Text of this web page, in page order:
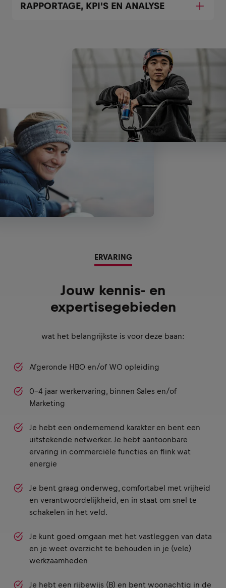
RAPPORTAGE, KPI'S EN ANALYSE
ERVARING
Jouw kennis- en
expertisegebieden
wat het belangrijkste is voor deze baan:
Afgeronde HBO en/of WO opleiding
0-4 jaar werkervaring, binnen Sales en/of
Marketing
Je hebt een ondernemend karakter en bent een
uitstekende netwerker. Je hebt aantoonbare
ervaring in commerciële functies en flink wat
energie
Je bent graag onderweg, comfortabel met vrijheid
en verantwoordelijkheid, en in staat om snel te
schakelen in het veld.
Je kunt goed omgaan met het vastleggen van data
en je weet overzicht te behouden in je (vele)
werkzaamheden
Je hebt een rijbewijs (B) en bent woonachtig in de